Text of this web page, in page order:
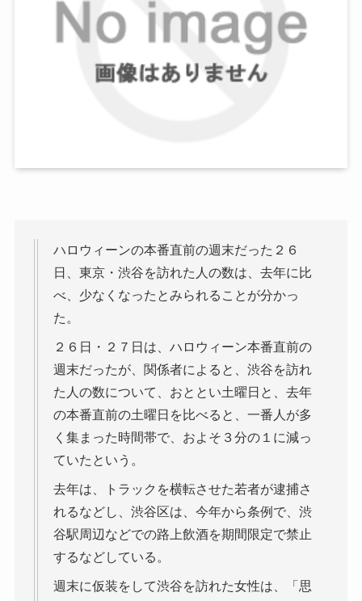
ハロウィーンの本番直前の週末だった２６
日、東京・渋谷を訪れた人の数は、去年に比
べ、少なくなったとみられることが分かっ
た。
２６日・２７日は、ハロウィーン本番直前の
週末だったが、関係者によると、渋谷を訪れ
た人の数について、おととい土曜日と、去年
の本番直前の土曜日を比べると、一番人が多
く集まった時間帯で、およそ３分の１に減っ
ていたという。
去年は、トラックを横転させた若者が逮捕さ
れるなどし、渋谷区は、今年から条例で、渋
谷駅周辺などでの路上飲酒を期間限定で禁止
するなどしている。
週末に仮装をして渋谷を訪れた女性は、「思